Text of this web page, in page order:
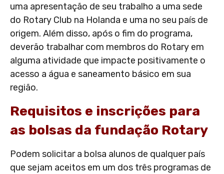
uma apresentação de seu trabalho a uma sede
do Rotary Club na Holanda e uma no seu país de
origem. Além disso, após o fim do programa,
deverão trabalhar com membros do Rotary em
alguma atividade que impacte positivamente o
acesso a água e saneamento básico em sua
região.
Requisitos e inscrições para
as bolsas da fundação Rotary
Podem solicitar a bolsa alunos de qualquer país
que sejam aceitos em um dos três programas de